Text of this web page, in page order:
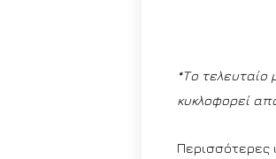
*Το τελευταίο
κυκλοφορεί
Περισσότερες